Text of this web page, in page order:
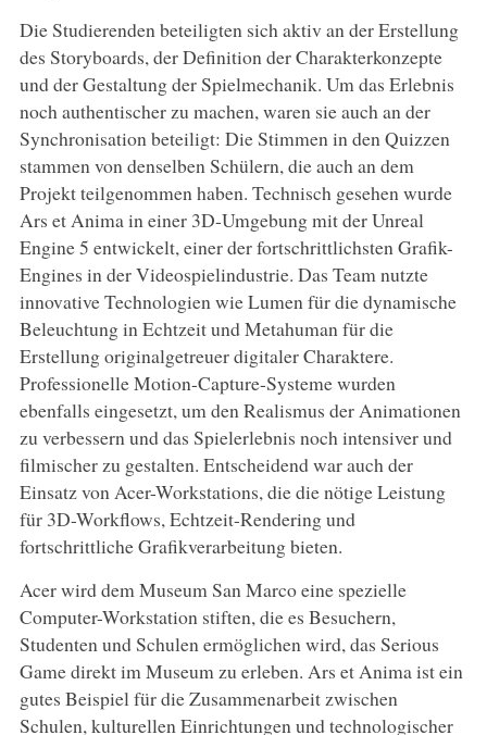
Die Studierenden beteiligten sich aktiv an der Erstellung
des Storyboards, der Definition der Charakterkonzepte
und der Gestaltung der Spielmechanik. Um das Erlebnis
noch authentischer zu machen, waren sie auch an der
Synchronisation beteiligt: Die Stimmen in den Quizzen
stammen von denselben Schülern, die auch an dem
Projekt teilgenommen haben. Technisch gesehen wurde
Ars et Anima in einer 3D-Umgebung mit der Unreal
Engine 5 entwickelt, einer der fortschrittlichsten Grafik-
Engines in der Videospielindustrie. Das Team nutzte
innovative Technologien wie Lumen für die dynamische
Beleuchtung in Echtzeit und Metahuman für die
Erstellung originalgetreuer digitaler Charaktere.
Professionelle Motion-Capture-Systeme wurden
ebenfalls eingesetzt, um den Realismus der Animationen
zu verbessern und das Spielerlebnis noch intensiver und
filmischer zu gestalten. Entscheidend war auch der
Einsatz von Acer-Workstations, die die nötige Leistung
für 3D-Workflows, Echtzeit-Rendering und
fortschrittliche Grafikverarbeitung bieten.
Acer wird dem Museum San Marco eine spezielle
Computer-Workstation stiften, die es Besuchern,
Studenten und Schulen ermöglichen wird, das Serious
Game direkt im Museum zu erleben. Ars et Anima ist ein
gutes Beispiel für die Zusammenarbeit zwischen
Schulen, kulturellen Einrichtungen und technologischer